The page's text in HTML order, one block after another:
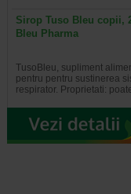
Sirop Tuso Bleu copii,
Bleu Pharma
TusoBleu, supliment
pentru pentru sustinerea
respirator. Proprietati: